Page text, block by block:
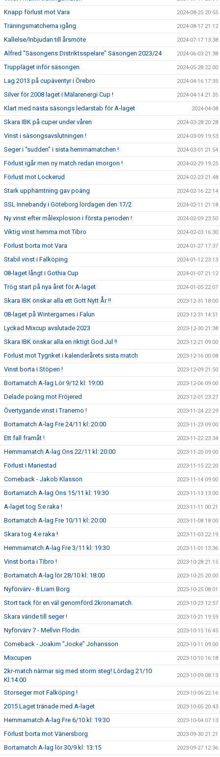
Knapp förlust mot Vara 2024-08-25 20:55
Träningsmatcherna igång 2024-08-17 21:12
Kallelse/Inbjudan till årsmöte 2024-07-17 13:38
Alfred "Säsongens Distriktsspelare" Säsongen 2023/24 2024-06-03 21:38
Truppläget inför säsongen 2024-05-28 22:00
Lag 2013 på cupäventyr i Örebro 2024-04-16 17:35
Silver för 2008 laget i Mälarenergi Cup ! 2024-04-14 21:35
Klart med nästa säsongs ledarstab för A-laget 2024-04-08
Skara IBK på cuper under våren 2024-03-28 20:28
Vinst i säsongsavslutningen ! 2024-03-09 19:53
Seger i "sudden" i sista hemmamatchen ! 2024-03-01 21:54
Förlust igår men ny match redan imorgon ! 2024-02-29 19:25
Förlust mot Lockerud 2024-02-23 21:48
Stark upphämtning gav poäng 2024-02-16 22:14
SSL Innebandy i Göteborg lördagen den 17/2 2024-02-11 21:18
Ny vinst efter målexplosion i första perioden ! 2024-02-09 23:50
Viktig vinst hemma mot Tibro 2024-02-03 16:30
Förlust borta mot Vara 2024-01-27 17:37
Stabil vinst i Falköping 2024-01-12 23:13
08-laget långt i Gothia Cup 2024-01-07 21:12
Trög start på nya året för A-laget 2024-01-05 22:07
Skara IBK önskar alla ett Gott Nytt År !! 2023-12-31 18:00
08-laget på Wintergames i Falun 2023-12-31 14:51
Lyckad Mixcup avslutade 2023 2023-12-30 21:38
Skara IBK önskar alla en riktigt God Jul !! 2023-12-21 09:00
Förlust mot Tygriket i kalenderårets sista match 2023-12-16 00:08
Vinst borta i Stöpen ! 2023-12-09 21:50
Bortamatch A-lag Lör 9/12 kl: 19:00 2023-12-06 09:00
Delade poäng mot Fröjered 2023-12-01 23:27
Övertygande vinst i Tranemo ! 2023-11-24 22:29
Bortamatch A-lag Fre 24/11 kl: 20:00 2023-11-23 09:00
Ett fall framåt ! 2023-11-22 23:34
Hemmamatch A-lag Ons 22/11 kl: 20:00 2023-11-20 09:00
Förlust i Mariestad 2023-11-15 22:20
Comeback - Jakob Klasson 2023-11-14 09:00
Bortamatch A-lag Ons 15/11 kl: 19:30 2023-11-13 13:00
A-laget tog 5:e raka ! 2023-11-11 00:21
Bortamatch A-lag Fre 10/11 kl: 20:00 2023-11-08 18:00
Skara tog 4:e raka ! 2023-11-03 22:19
Hemmamatch A-lag Fre 3/11 kl: 19:30 2023-11-01 13:36
Vinst borta i Tibro ! 2023-10-28 21:15
Bortamatch A-lag lör 28/10 kl: 18:00 2023-10-25 20:00
Nyförvärv - 8 Liam Borg 2023-10-25 08:01
Stort tack för en väl genomförd 2kronamatch. 2023-10-23 12:57
Skara vände till seger ! 2023-10-21 19:59
Nyförvärv 7 - Mellvin Flodin 2023-10-15 16:45
Comeback - Joakim ”Jocke” Johansson 2023-10-11 09:00
Mixcupen 2023-10-10 16:18
2kr-match närmar sig med storm steg! Lördag 21/10
Kl:14:00
2023-10-09 08:13
Storseger mot Falköping ! 2023-10-06 22:16
2015 Laget tränade med A-laget 2023-10-05 20:43
Hemmamatch A-lag Fre 6/10 kl: 19:30 2023-10-04 07:13
Förlust borta mot Vänersborg 2023-09-30 21:21
Bortamatch A-lag lör 30/9 kl: 13:15 2023-09-27 12:36